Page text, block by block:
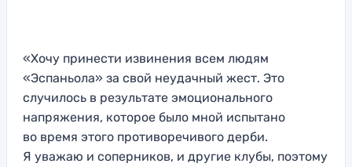
«Хочу принести извинения всем людям
«Эспаньола» за свой неудачный жест. Это
случилось в результате эмоционального
напряжения, которое было мной испытано
во время этого противоречивого дерби.
Я уважаю и соперников, и другие клубы, поэтому